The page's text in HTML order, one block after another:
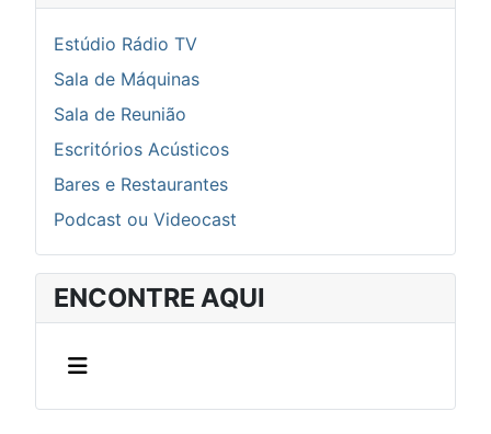
Estúdio Rádio TV
Sala de Máquinas
Sala de Reunião
Escritórios Acústicos
Bares e Restaurantes
Podcast ou Videocast
ENCONTRE AQUI